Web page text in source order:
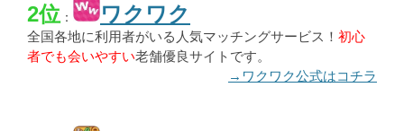
2位 ： ワクワク
全国各地に利用者がいる人気マッチングサービス！ 初心
者でも会いやすい老舗優良サイトです。
→ワクワク公式はコチラ